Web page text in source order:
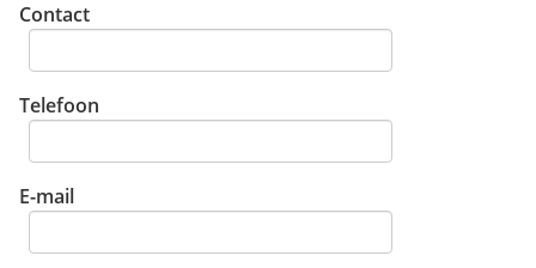
Contact
Telefoon
E-mail